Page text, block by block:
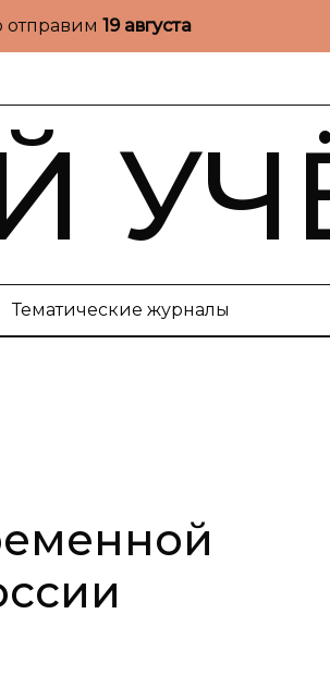
отправим 19 августа
Тематические журналы